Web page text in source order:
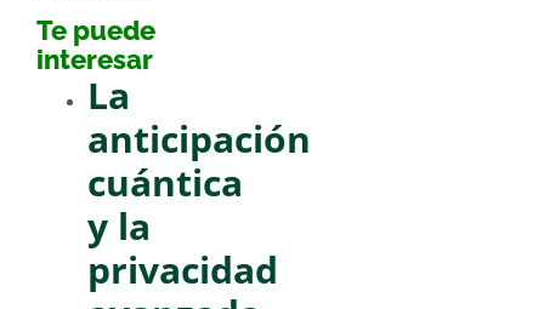
Te puede
interesar
La
anticipación
cuántica
y la
privacidad